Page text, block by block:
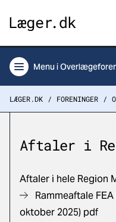
Menu i
LÆGER.DK FORENINGER
Aftaler i
Aftaler i hele Region
Rammeaftale
oktober 2025) pdf